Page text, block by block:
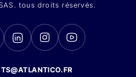
tous droits réservés.